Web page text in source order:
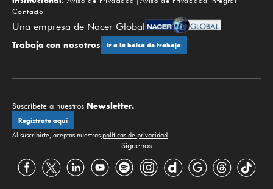
Contacto
Una empresa de Nacer Global
Trabaja con nosotros Ir a la bolsa de trabajo
Suscríbete a nuestros Newsletter.
Regístrate aquí
Al suscribirte, aceptas nuestras políticas de privacidad.
Síguenos